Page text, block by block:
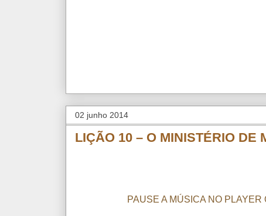
02 junho 2014
LIÇÃO 10 – O MINISTÉRIO DE
PAUSE A MÚSICA NO